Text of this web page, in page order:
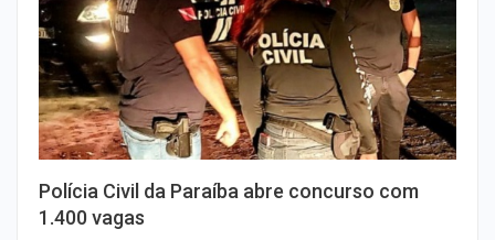
Polícia Civil da Paraíba abre concurso com
1.400 vagas